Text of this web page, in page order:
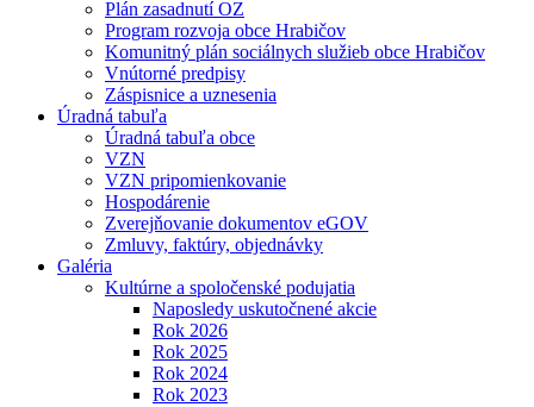
Plán zasadnutí OZ
Program rozvoja obce Hrabičov
Komunitný plán sociálnych služieb obce Hrabičov
Vnútorné predpisy
Záspisnice a uznesenia
Úradná tabuľa
Úradná tabuľa obce
VZN
VZN pripomienkovanie
Hospodárenie
Zverejňovanie dokumentov eGOV
Zmluvy, faktúry, objednávky
Galéria
Kultúrne a spoločenské podujatia
Naposledy uskutočnené akcie
Rok 2026
Rok 2025
Rok 2024
Rok 2023